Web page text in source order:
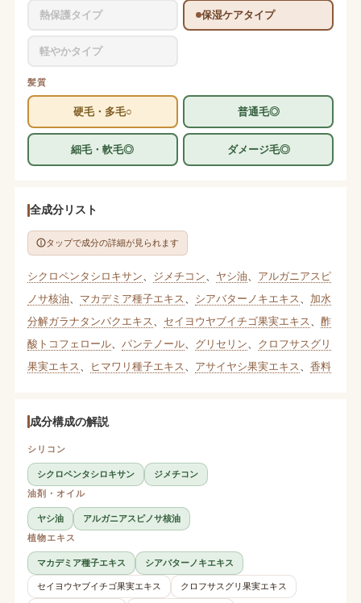
熱保護タイプ 保湿ケアタイプ
軽やかタイプ
髪質
硬毛・多毛○ 普通毛◎
細毛・軟毛◎ ダメージ毛◎
全成分リスト
タップで成分の詳細が見られます
シクロペンタシロキサン ジメチコン ヤシ油
アルガニアスピ
ノサ核油
マカデミア種子エキス シアバターノキエキス
加水
分解ガラナタンパクエキス
セイヨウヤブイチゴ果実エキス
酢
酸トコフェロール、 パンテノール、 グリセリン
クロフサスグリ
果実エキス
ヒマワリ種子エキス アサイヤシ果実エキス 香料
成分構成の解説
シリコン
シクロペンタシロキサン
ジメチコン
油剤・オイル
ヤシ油
アルガニアスピノサ核油
植物エキス
マカデミア種子エキス シアバターノキエキス
セイヨウヤブイチゴ果実エキス クロフサスグリ果実エキス